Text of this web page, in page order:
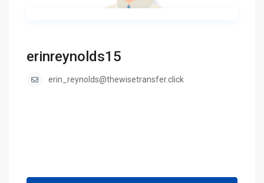
erinreynolds15
erin_reynolds@thewisetransfer.click